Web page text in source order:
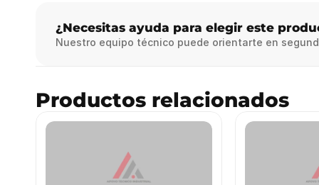
¿Necesitas ayuda para elegir este
Nuestro equipo técnico puede orientarte en
Productos relacionados